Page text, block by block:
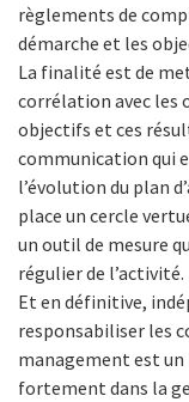
règlements de
démarche et les
La finalité est de
corrélation avec les
objectifs et ces
communication qui
l’évolution du plan
place un cercle
un outil de mesure
régulier de l’activité.
Et en définitive,
responsabiliser les
management est
fortement dans la